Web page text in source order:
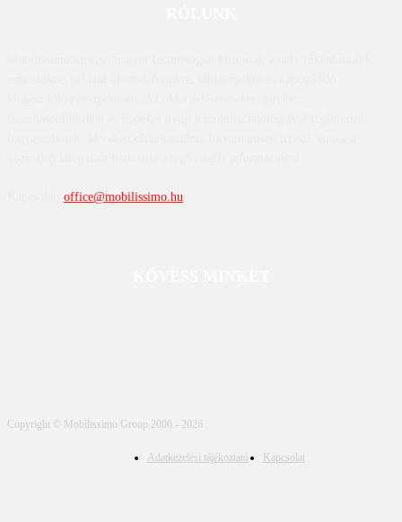
office@mobilissimo.hu
Copyright © Mobilissimo Group 2006 - 2026
Adatkezelési tájékoztató Kapcsolat